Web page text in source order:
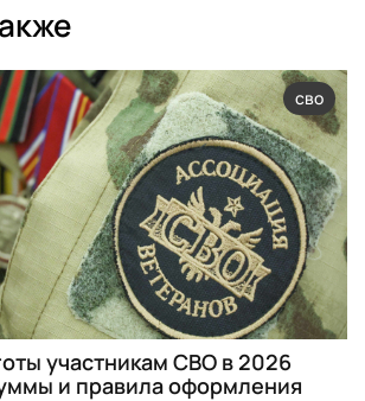
сво
участникам СВО в 2026
и правила оформления